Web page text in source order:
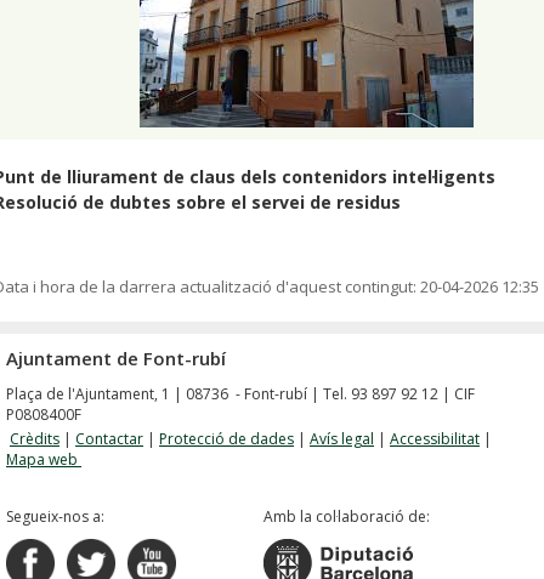
de lliurament de claus dels contenidors intel·ligents
de dubtes sobre el servei de residus
i hora de la darrera actualització d'aquest contingut: 20-04-2026 12:35
Ajuntament de Font-rubí
Plaça de l'Ajuntament, 1 | 08736 - Font-rubí | Tel. 93 897 92 12 | CIF
P0808400F
Crèdits | Contactar | Protecció de dades | Avís legal | Accessibilitat |
Mapa web
Segueix-nos a: Amb la col·laboració de: